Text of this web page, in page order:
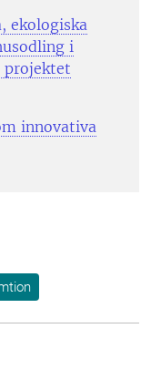
ekologiska
i
projektet
innovativa